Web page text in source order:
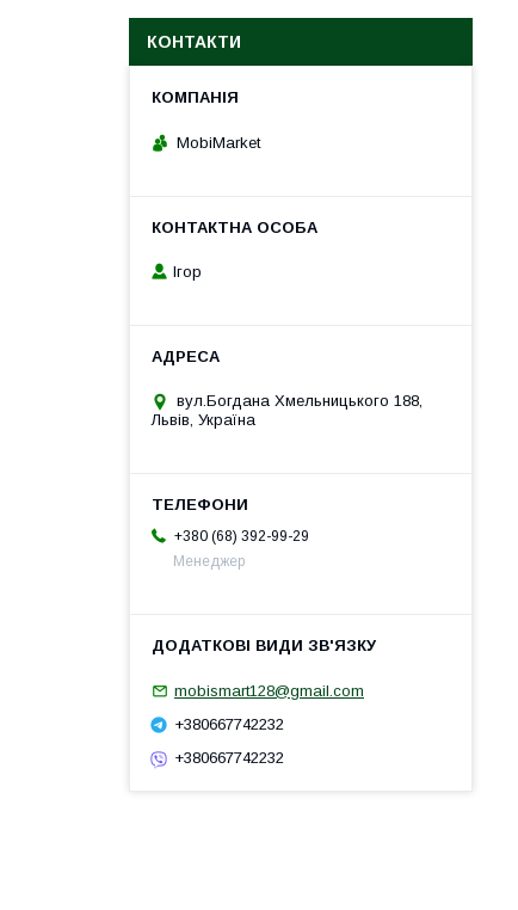
КОНТАКТИ
MobiMarket
Ігор
вул.Богдана Хмельницького 188,
Львів, Україна
+380 (68) 392-99-29
Менеджер
mobismart128@gmail.com
+380667742232
+380667742232